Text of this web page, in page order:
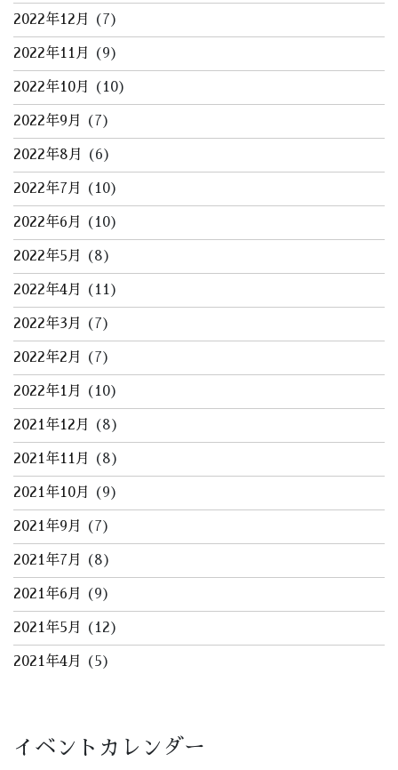
2022年12月 (7)
2022年11月 (9)
2022年10月 (10)
2022年9月 (7)
2022年8月 (6)
2022年7月 (10)
2022年6月 (10)
2022年5月 (8)
2022年4月 (11)
2022年3月 (7)
2022年2月 (7)
2022年1月 (10)
2021年12月 (8)
2021年11月 (8)
2021年10月 (9)
2021年9月 (7)
2021年7月 (8)
2021年6月 (9)
2021年5月 (12)
2021年4月 (5)
イベントカレンダー